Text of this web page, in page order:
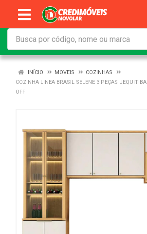
INÍCIO MOVEIS
COZINHAS
COZINHA LINEA BRASIL SELENE 3 PEÇAS JEQUITIBA
OFF